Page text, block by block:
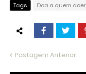
Tags Doa a quem doer
Postagem Anterior